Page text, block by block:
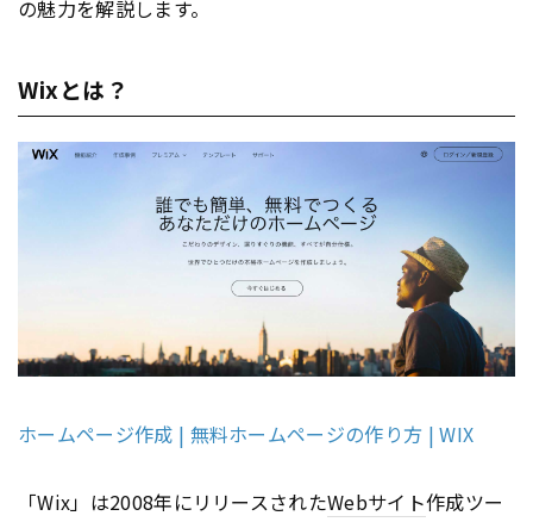
の魅力を解説します。
Wixとは？
ホームページ作成 | 無料ホームページの作り方 | WIX
「Wix」は2008年にリリースされたWebサイト作成ツー